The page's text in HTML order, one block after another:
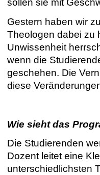
sollen sie mit
Gestern haben wir
Theologen dabei zu
Unwissenheit
wenn die
geschehen. Die
diese
Wie sieht das
Die Studierenden
Dozent leitet eine
unterschiedlichsten